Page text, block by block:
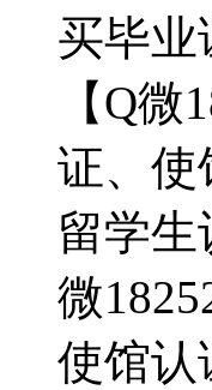
买毕业
【Q
证、使
留学
微
使馆认